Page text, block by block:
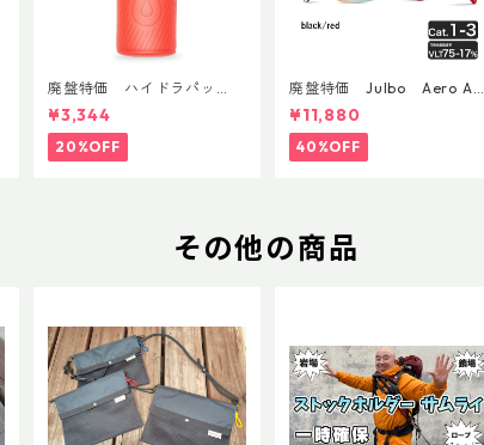
廃盤特価 ハイドラパッ
ク フラックス 750ml
¥3,344
20%OFF
廃盤特価 Julbo Aero Asi
anFit
¥11,880
40%OFF
その他の商品